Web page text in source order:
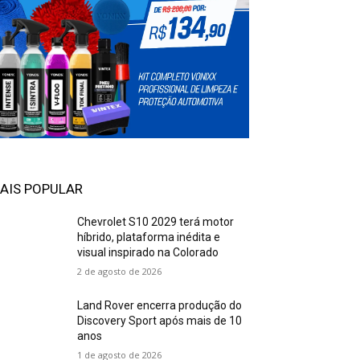
POPULAR
Chevrolet S10 2029 terá motor
híbrido, plataforma inédita e
visual inspirado na Colorado
2 de agosto de 2026
Land Rover encerra produção do
Discovery Sport após mais de 10
anos
1 de agosto de 2026